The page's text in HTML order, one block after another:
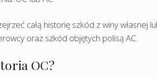
całą historię szkód z winy własnej
oraz szkód objętych polisą AC.
OC?